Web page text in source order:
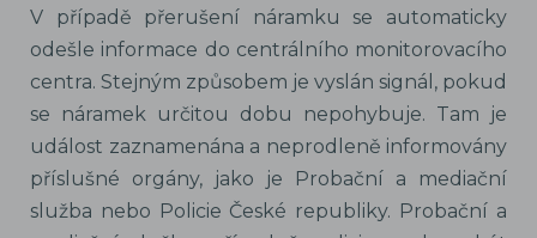
V případě přerušení náramku se automaticky
odešle informace do centrálního monitorovacího
centra. Stejným způsobem je vyslán signál, pokud
se náramek určitou dobu nepohybuje. Tam je
událost zaznamenána a neprodleně informovány
příslušné orgány, jako je Probační a mediační
služba nebo Policie České republiky. Probační a